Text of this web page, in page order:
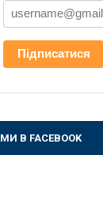
Підписатися
МИ В FACEBOOK